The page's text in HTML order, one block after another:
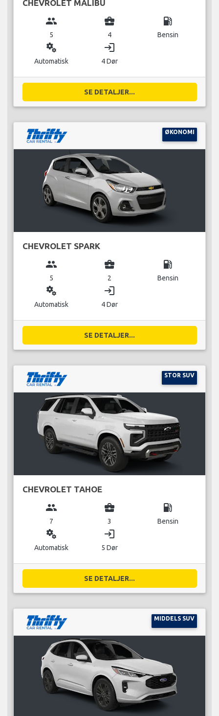
CHEVROLET MALIBU
group
5
business_center
4
local_gas_station
Bensin
miscellaneous_services
Automatisk
login
4 Dør
SE DETALJER...
ØKONOMI
CHEVROLET SPARK
group
5
business_center
2
local_gas_station
Bensin
miscellaneous_services
Automatisk
login
4 Dør
SE DETALJER...
STOR SUV
CHEVROLET TAHOE
group
7
business_center
3
local_gas_station
Bensin
miscellaneous_services
Automatisk
login
5 Dør
SE DETALJER...
MIDDELS SUV